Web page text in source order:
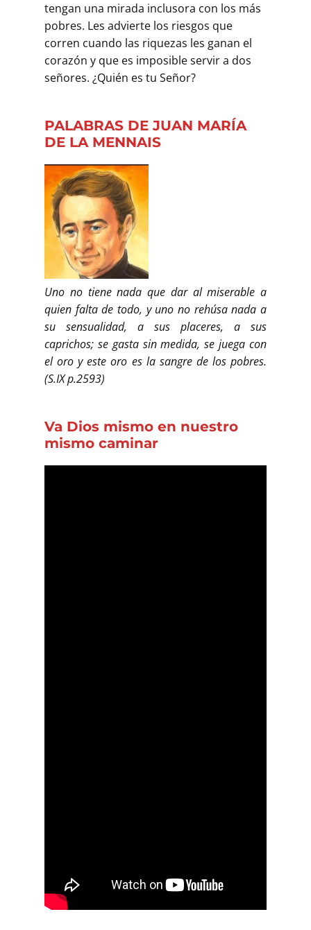
tengan una mirada inclusora con los más
pobres. Les advierte los riesgos que
corren cuando las riquezas les ganan el
corazón y que es imposible servir a dos
señores. ¿Quién es tu Señor?
PALABRAS DE JUAN MARÍA
DE LA MENNAIS
Uno no tiene nada que dar al miserable a
quien falta de todo, y uno no rehúsa nada a
su sensualidad, a sus placeres, a sus
caprichos; se gasta sin medida, se juega con
el oro y este oro es la sangre de los pobres.
(S.IX p.2593)
Va Dios mismo en nuestro
mismo caminar